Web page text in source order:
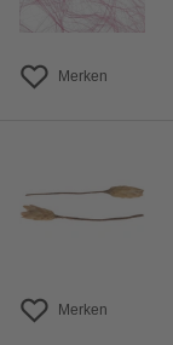
Merken
Merken